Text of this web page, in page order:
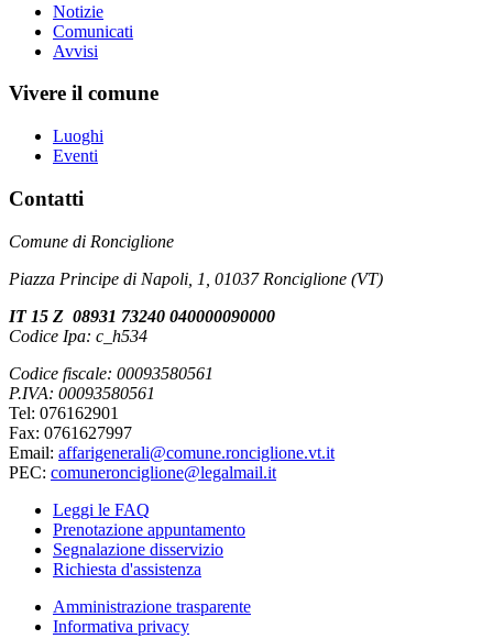
Notizie
Comunicati
Avvisi
Vivere il comune
Luoghi
Eventi
Contatti
Comune di Ronciglione
Piazza Principe di Napoli, 1, 01037 Ronciglione (VT)
IT 15 Z 08931 73240 040000090000
Codice Ipa: c_h534
Codice fiscale: 00093580561
P.IVA: 00093580561
Tel: 076162901
Fax: 0761627997
Email: affarigenerali@comune.ronciglione.vt.it
PEC: comuneronciglione@legalmail.it
Leggi le FAQ
Prenotazione appuntamento
Segnalazione disservizio
Richiesta d'assistenza
Amministrazione trasparente
Informativa privacy